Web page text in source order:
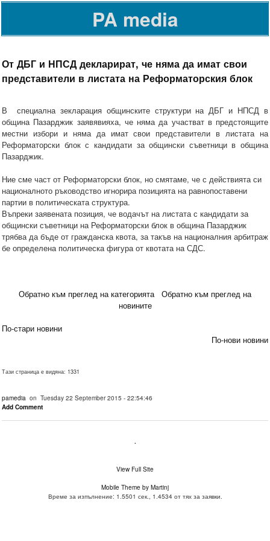
PA media
От ДБГ и НПСД декларират, че няма да имат свои
представители в листата на Реформаторския блок
В специална зекларация общинските структури на ДБГ и НПСД в
община Пазарджик заявявияха, че няма да участват в предстоящите
местни избори и няма да имат свои представители в листата на
Реформаторски блок с кандидати за общински съветници в община
Пазарджик.
Ние сме част от Реформаторски блок, но смятаме, че с действията си
националното ръководство игнорира позицията на равнопоставени
партии в политическата структура.
Въпреки заявената позиция, че водачът на листата с кандидати за
общински съветници на Реформаторски блок в община Пазарджик
трябва да бъде от гражданска квота, за такъв на националния арбитраж
бе определена политическа фигура от квотата на СДС.
Обратно към преглед на категорията
Обратно към преглед на
новините
По-стари новини
По-нови новини
Тази страница е видяна: 1331
pamedia on Tuesday 22 September 2015 - 22:54:46
Add Comment
.
View Full Site
Mobile Theme by Martinj
Време за изпълнение: 1.5501 сек., 1.4534 от тях за заявки.